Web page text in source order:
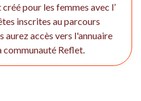
pour les femmes avec l’
inscrites au parcours
aurez accès vers l'annuaire
Reflet.